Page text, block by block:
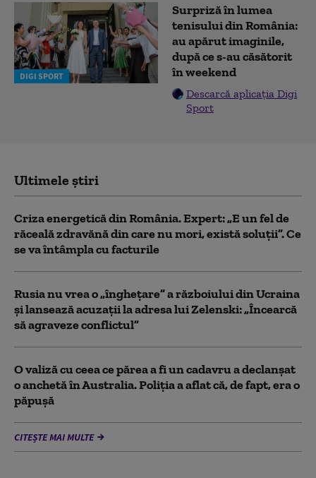
DIGI SPORT
Surpriză în lumea
tenisului din România:
au apărut imaginile,
după ce s-au căsătorit
în weekend
Descarcă aplicația Digi
Sport
Ultimele știri
Criza energetică din România. Expert: „E un fel de
răceală zdravănă din care nu mori, există soluții”. Ce
se va întâmpla cu facturile
Rusia nu vrea o „înghețare” a războiului din Ucraina
și lansează acuzații la adresa lui Zelenski: „Încearcă
să agraveze conflictul”
O valiză cu ceea ce părea a fi un cadavru a declanșat
o anchetă în Australia. Poliția a aflat că, de fapt, era o
păpușă
CITEȘTE MAI MULTE